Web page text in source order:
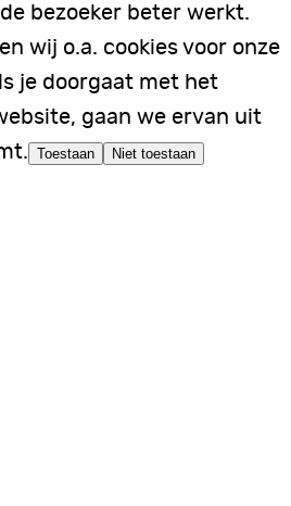
bezoeker beter werkt.
wij o.a. cookies voor onze
je doorgaat met het
gaan we ervan uit
Toestaan Niet toestaan